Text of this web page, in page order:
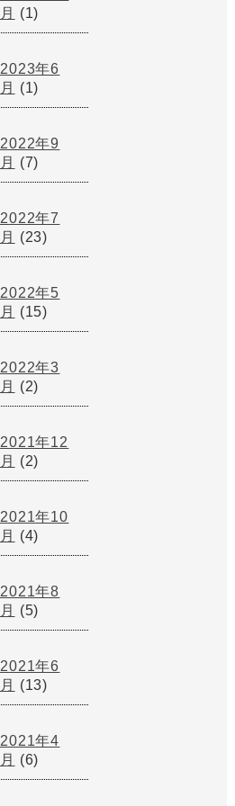
月
(1)
2023年6
月
(1)
2022年9
月
(7)
2022年7
月
(23)
2022年5
月
(15)
2022年3
月
(2)
2021年12
月
(2)
2021年10
月
(4)
2021年8
月
(5)
2021年6
月
(13)
2021年4
月
(6)